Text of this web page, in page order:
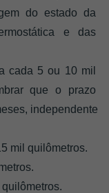
do estado da
e das
cada 5 ou 10 mil
que o prazo
independente
mil quilômetros.